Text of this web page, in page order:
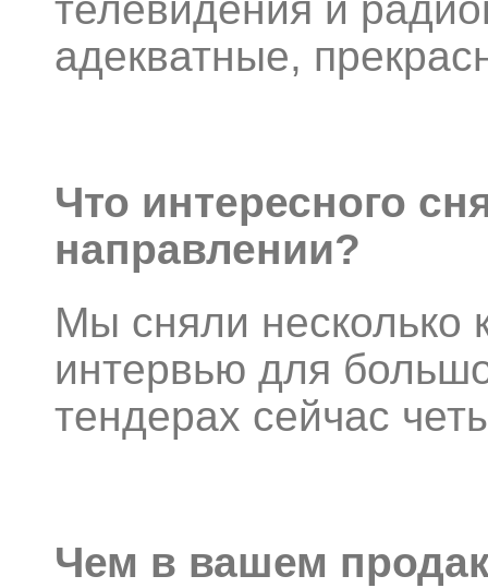
адекватные,
Что интересного
направлении?
Мы сняли несколько
интервью для
тендерах сейчас
Чем в вашем